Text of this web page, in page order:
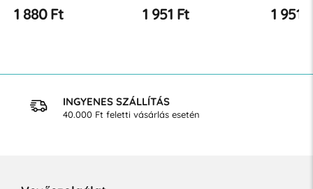
1 880 Ft 1 951 Ft 1 951
INGYENES SZÁLLÍTÁS
40.000 Ft feletti vásárlás esetén